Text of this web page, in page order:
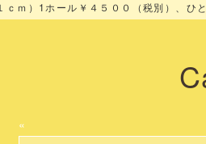
ｍ）1ホール￥４５００（税別）、ひ
«